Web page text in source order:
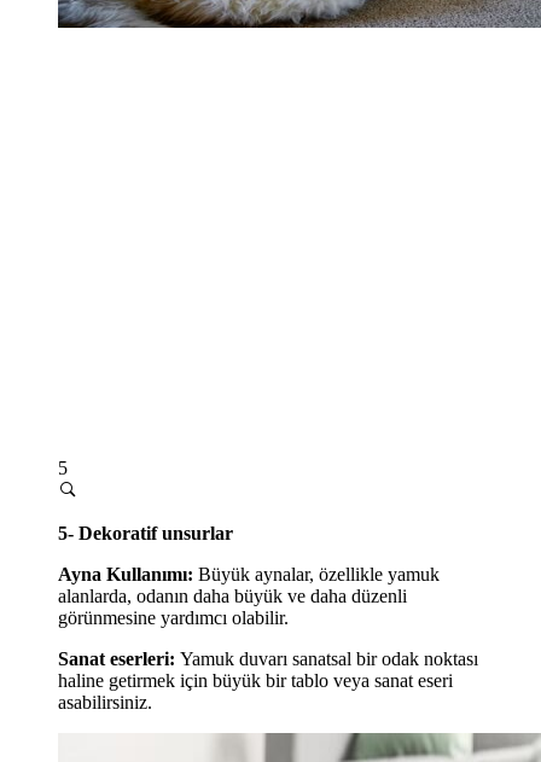
5
5- Dekoratif unsurlar
Ayna Kullanımı: Büyük aynalar, özellikle yamuk
alanlarda, odanın daha büyük ve daha düzenli
görünmesine yardımcı olabilir.
Sanat eserleri: Yamuk duvarı sanatsal bir odak noktası
haline getirmek için büyük bir tablo veya sanat eseri
asabilirsiniz.